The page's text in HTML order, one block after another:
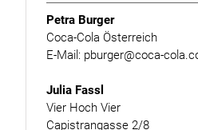
Petra Burger
Coca-Cola Österreich
E-Mail: pburger@coca-
Julia Fassl
Vier Hoch Vier
Capistrangasse 2/8